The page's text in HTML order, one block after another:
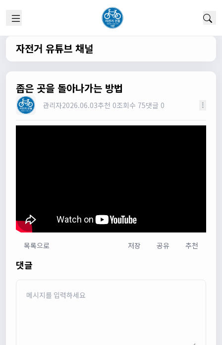
1/22/2025
원행13:19:45
원행13:19:59
새로운 자전거 커뮤니티가 되겠네요
관리자
모두들 환영합니다 :)
타데이포가차13:29:16
다다우운
관리자13:50:05
자전거 유튜브 채널
좁은 곳을 돌아나가는 방법
관리자2026.06.03추천 0조회수 75댓글 0
목록으로 저장 공유 추천
댓글